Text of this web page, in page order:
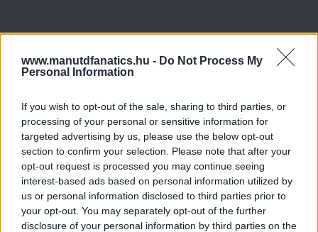
www.manutdfanatics.hu - Do Not Process My
Personal Information
If you wish to opt-out of the sale, sharing to third parties, or
processing of your personal or sensitive information for
targeted advertising by us, please use the below opt-out
section to confirm your selection. Please note that after your
opt-out request is processed you may continue seeing
interest-based ads based on personal information utilized by
us or personal information disclosed to third parties prior to
your opt-out. You may separately opt-out of the further
disclosure of your personal information by third parties on the